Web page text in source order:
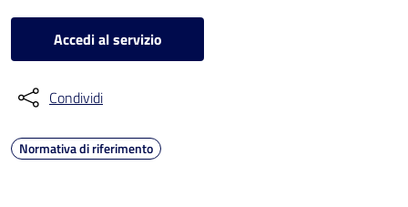
Accedi al servizio
Condividi
Normativa di riferimento